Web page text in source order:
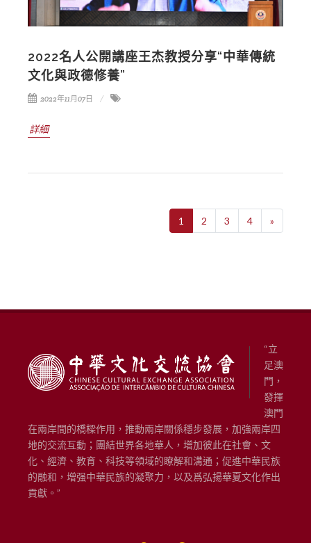
2022名人公開講座王杰教授分享“中華傳統
文化與政德修養”
2022年11月07日
詳細
1 2 3 4 »
“立
足澳
門，
發揮
澳門
在兩岸間的橋樑作用，推動兩岸關係穩步發展，加強兩岸四
地的交流互動；團結世界各地華人，增加彼此在社會、文
化、經濟、教育、科技等領域的瞭解和溝通；促進中華民族
的融和，增强中華民族的凝聚力，以及爲弘揚華夏文化作出
貢獻。”